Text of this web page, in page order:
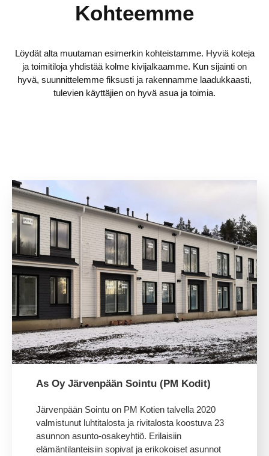
Kohteemme
Löydät alta muutaman esimerkin kohteistamme. Hyviä koteja
ja toimitiloja yhdistää kolme kivijalkaamme. Kun sijainti on
hyvä, suunnittelemme fiksusti ja rakennamme laadukkaasti,
tulevien käyttäjien on hyvä asua ja toimia.
As Oy Järvenpään Sointu (PM Kodit)
Järvenpään Sointu on PM Kotien talvella 2020
valmistunut luhtitalosta ja rivitalosta koostuva 23
asunnon asunto-osakeyhtiö. Erilaisiin
elämäntilanteisiin sopivat ja erikokoiset asunnot